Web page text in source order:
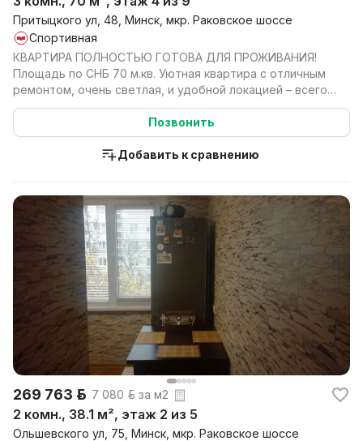
Притыцкого ул, 48, Минск, мкр. Раковское шоссе
Спортивная
КВАРТИРА ПОЛНОСТЬЮ ГОТОВА ДЛЯ ПРОЖИВАНИЯ!
Площадь по СНБ 70 м.кв. Уютная квартира с отличным
ремонтом, очень светлая, и удобной локацией – всего
250 ...
Позвонить
Добавить к сравнению
269 763 р. 7 080 р. за м2
2 комн., 38.1 м², этаж 2 из 5
Ольшевского ул, 75, Минск, мкр. Раковское шоссе